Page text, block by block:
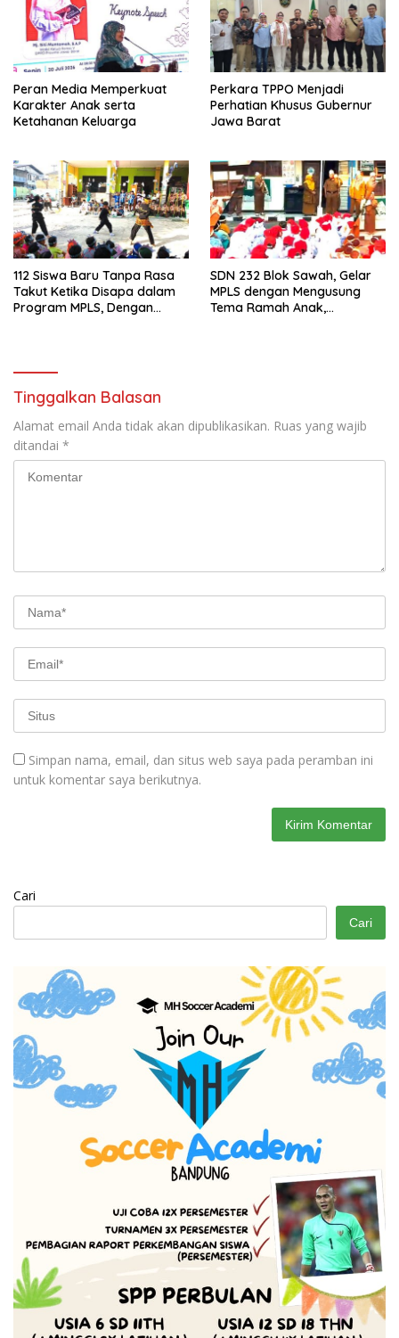
Peran Media Memperkuat
Karakter Anak serta
Ketahanan Keluarga
Perkara TPPO Menjadi
Perhatian Khusus Gubernur
Jawa Barat
112 Siswa Baru Tanpa Rasa
Takut Ketika Disapa dalam
Program MPLS, Dengan
SDN 232 Blok Sawah, Gelar
MPLS dengan Mengusung
Tema Ramah Anak,
Tinggalkan Balasan
Alamat email Anda tidak akan dipublikasikan. Ruas yang wajib
ditandai *
Simpan nama, email, dan situs web saya pada peramban ini
untuk komentar saya berikutnya.
Cari
Cari